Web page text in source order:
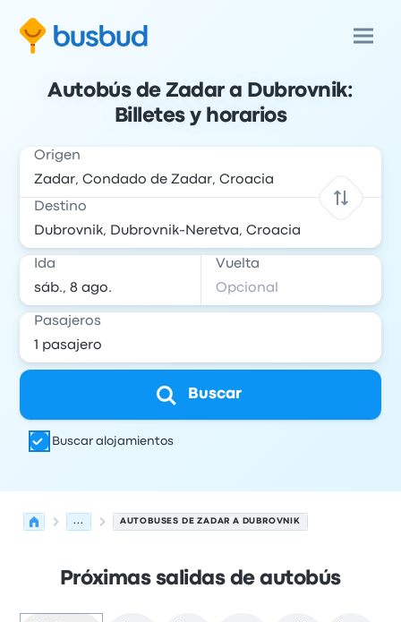
Autobús de Zadar a Dubrovnik:
Billetes y horarios
Origen
Destino
Ida Vuelta
Pasajeros
Buscar
Buscar alojamientos
... AUTOBUSES DE ZADAR A DUBROVNIK
Próximas salidas de autobús